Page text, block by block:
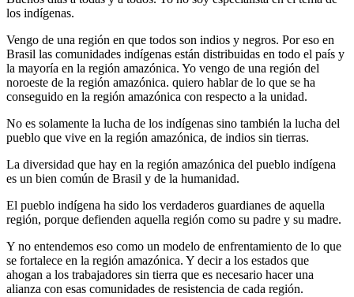
los indígenas.
Vengo de una región en que todos son indios y negros. Por eso en
Brasil las comunidades indígenas están distribuidas en todo el país y
la mayoría en la región amazónica. Yo vengo de una región del
noroeste de la región amazónica. quiero hablar de lo que se ha
conseguido en la región amazónica con respecto a la unidad.
No es solamente la lucha de los indígenas sino también la lucha del
pueblo que vive en la región amazónica, de indios sin tierras.
La diversidad que hay en la región amazónica del pueblo indígena
es un bien común de Brasil y de la humanidad.
El pueblo indígena ha sido los verdaderos guardianes de aquella
región, porque defienden aquella región como su padre y su madre.
Y no entendemos eso como un modelo de enfrentamiento de lo que
se fortalece en la región amazónica. Y decir a los estados que
ahogan a los trabajadores sin tierra que es necesario hacer una
alianza con esas comunidades de resistencia de cada región.